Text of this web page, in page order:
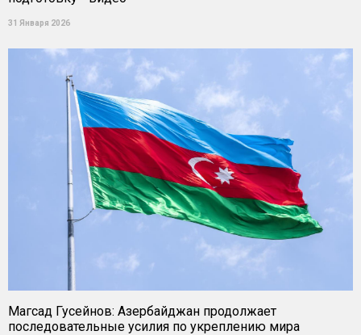
31 Января 2026
Магсад Гусейнов: Азербайджан продолжает
последовательные усилия по укреплению мира